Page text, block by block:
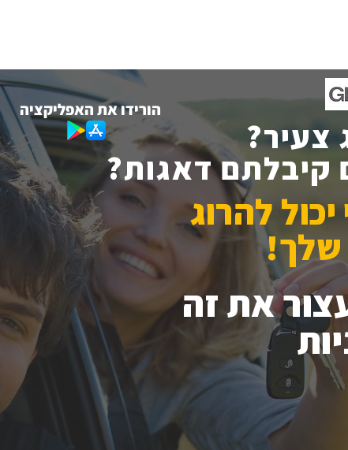
הורידו את האפליקציה
צעיר?
קיבלתם דאגות?
להרוג
שלך!
את זה